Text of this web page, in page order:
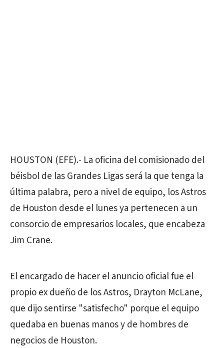
HOUSTON (EFE).- La oficina del comisionado del
béisbol de las Grandes Ligas será la que tenga la
última palabra, pero a nivel de equipo, los Astros
de Houston desde el lunes ya pertenecen a un
consorcio de empresarios locales, que encabeza
Jim Crane.
El encargado de hacer el anuncio oficial fue el
propio ex dueño de los Astros, Drayton McLane,
que dijo sentirse "satisfecho" porque el equipo
quedaba en buenas manos y de hombres de
negocios de Houston.